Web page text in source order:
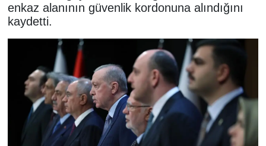
enkaz alanının güvenlik kordonuna alındığını
kaydetti.